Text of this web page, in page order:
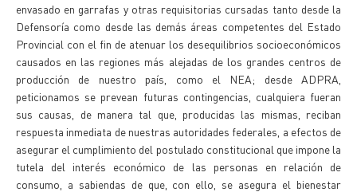
envasado en garrafas y otras requisitorias cursadas tanto desde la
Defensoría como desde las demás áreas competentes del Estado
Provincial con el fin de atenuar los desequilibrios socioeconómicos
causados en las regiones más alejadas de los grandes centros de
producción de nuestro país, como el NEA; desde ADPRA,
peticionamos se prevean futuras contingencias, cualquiera fueran
sus causas, de manera tal que, producidas las mismas, reciban
respuesta inmediata de nuestras autoridades federales, a efectos de
asegurar el cumplimiento del postulado constitucional que impone la
tutela del interés económico de las personas en relación de
consumo, a sabiendas de que, con ello, se asegura el bienestar